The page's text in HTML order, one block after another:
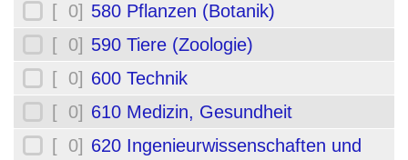
[ 0] 580 Pflanzen (Botanik)
[ 0] 590 Tiere (Zoologie)
[ 0] 600 Technik
[ 0] 610 Medizin, Gesundheit
[ 0] 620 Ingenieurwissenschaften und